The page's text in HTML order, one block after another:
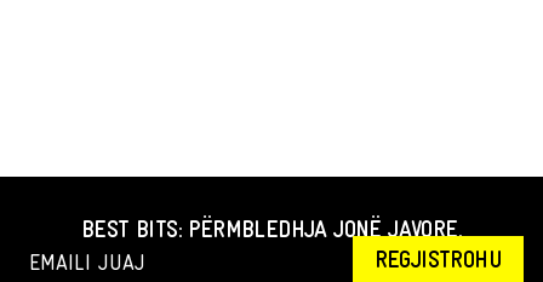
BEST BITS: PËRMBLEDHJA JONË JAVORE.
REGJISTROHU